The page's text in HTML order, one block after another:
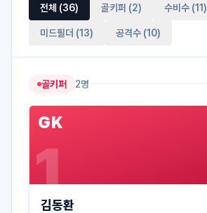
전체 (36) 골키퍼 (2) 수비수 (11)
미드필더 (13) 공격수 (10)
골키퍼 2명
GK
1
김동환